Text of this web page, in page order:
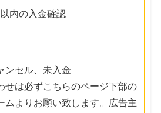
内の入金確認
ンセル、未入金
は必ずこちらのページ下部の
ムよりお願い致します。広告主